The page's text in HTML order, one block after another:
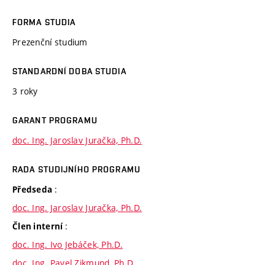
FORMA STUDIA
Prezenční studium
STANDARDNÍ DOBA STUDIA
3 roky
GARANT PROGRAMU
doc. Ing. Jaroslav Juračka, Ph.D.
RADA STUDIJNÍHO PROGRAMU
Předseda :
doc. Ing. Jaroslav Juračka, Ph.D.
Člen interní :
doc. Ing. Ivo Jebáček, Ph.D.